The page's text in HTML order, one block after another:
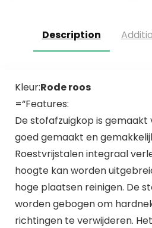
Description
Kleur:Rode roos
=“Features:
De stofafzuigkop is gemaakt
goed gemaakt en
Roestvrijstalen integraal
hoogte kan worden
hoge plaatsen reinigen. De
worden gebogen om
richtingen te verwijderen.